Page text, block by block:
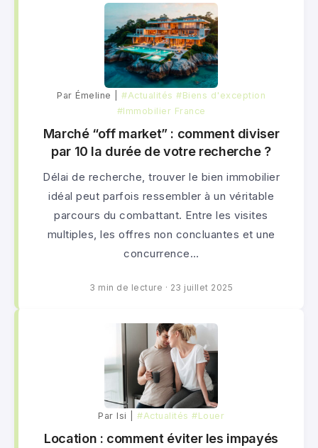
Par Émeline | #Actualités #Biens d'exception
#Immobilier France
Marché “off market” : comment diviser
par 10 la durée de votre recherche ?
Délai de recherche, trouver le bien immobilier
idéal peut parfois ressembler à un véritable
parcours du combattant. Entre les visites
multiples, les offres non concluantes et une
concurrence…
3 min de lecture · 23 juillet 2025
Par lsi | #Actualités #Louer
Location : comment éviter les impayés